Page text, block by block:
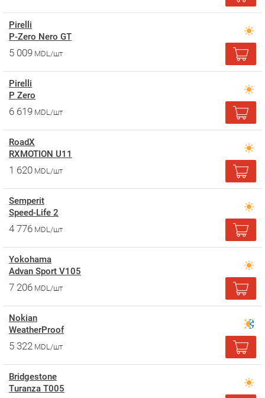
Pirelli
P-Zero Nero GT
5 009 MDL/шт
Pirelli
P Zero
6 619 MDL/шт
RoadX
RXMOTION U11
1 620 MDL/шт
Semperit
Speed-Life 2
4 776 MDL/шт
Yokohama
Advan Sport V105
7 206 MDL/шт
Nokian
WeatherProof
5 322 MDL/шт
Bridgestone
Turanza T005